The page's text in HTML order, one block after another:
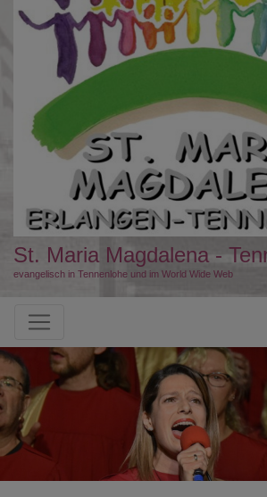
St. Maria Magdalena -
evangelisch in Tennenlohe und im World Wide Web
Hauptnavigation